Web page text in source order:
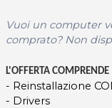
Vuoi un computer
comprato? Non
L'OFFERTA COMPRENDE
- Reinstallazione
- Drivers